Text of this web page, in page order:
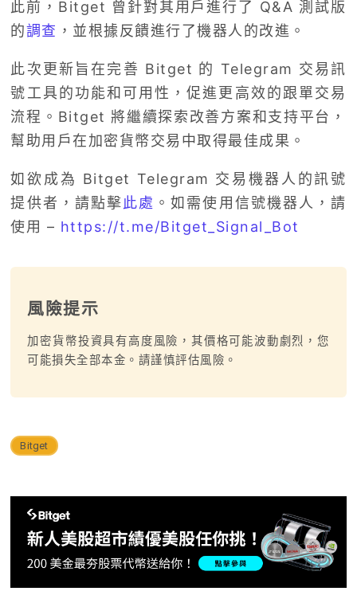
此前，Bitget 曾針對其用戶進行了 Q&A 測試版
的調查 ，並根據反饋進行了機器人的改進。
此次更新旨在完善 Bitget 的 Telegram 交易訊
號工具的功能和可用性，促進更高效的跟單交易
流程。Bitget 將繼續探索改善方案和支持平台，
幫助用戶在加密貨幣交易中取得最佳成果。
如欲成為 Bitget Telegram 交易機器人的訊號
提供者，請點擊此處 。如需使用信號機器人，請
使用 – https://t.me/Bitget_Signal_Bot
風險提示
加密貨幣投資具有高度風險，其價格可能波動劇烈，您
可能損失全部本金。請謹慎評估風險。
Bitget